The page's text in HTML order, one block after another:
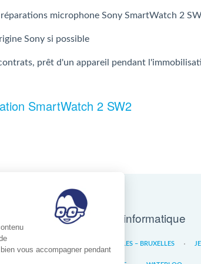
réparations microphone Sony SmartWatch 2
Sony si possible
prêt d'un appareil pendant
SmartWatch 2 SW2
Nos magasins d'informatique
IXELLES – BRUXELLES